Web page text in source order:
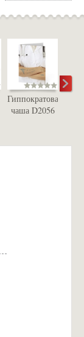
Гиппократова
чаша D2056